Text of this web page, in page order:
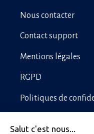
Nous contacter
Contact support
Mentions légales
RGPD
Politiques de
Salut c'est nous...